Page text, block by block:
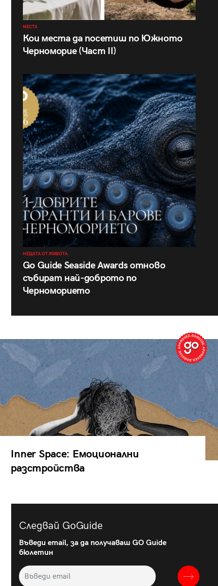
МЕСТА
Кои места да посетиш по Южното
Черноморие (Част II)
НЕЩАТА ОТ ЖИВОТА
Go Guide Seaside Awards отново
събират най-доброто по
Черноморието
Inner Space: Емоционални
разстройства
Следвай GoGuide
Въведи email, за да получаваш GO Guide
бюлетин